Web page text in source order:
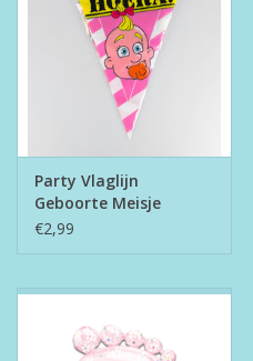
Party Vlaglijn
Geboorte Meisje
€2,99